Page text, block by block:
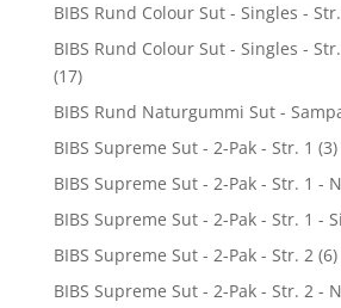
BIBS Rund Colour Sut - Singles -
BIBS Rund Colour Sut - Singles -
(17)
BIBS Rund Naturgummi Sut -
BIBS Supreme Sut - 2-Pak - Str. 1 (3)
BIBS Supreme Sut - 2-Pak - Str. 1 -
BIBS Supreme Sut - 2-Pak - Str. 1 -
BIBS Supreme Sut - 2-Pak - Str. 2 (6)
BIBS Supreme Sut - 2-Pak - Str. 2 -